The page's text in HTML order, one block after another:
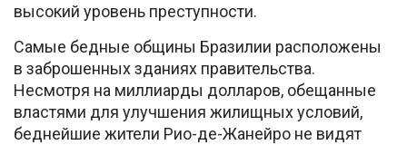
высокий уровень преступности.
Самые бедные общины Бразилии расположены
в заброшенных зданиях правительства.
Несмотря на миллиарды долларов, обещанные
властями для улучшения жилищных условий,
беднейшие жители Рио-де-Жанейро не видят